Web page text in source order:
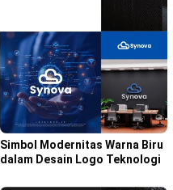
Simbol Modernitas Warna Biru
dalam Desain Logo Teknologi